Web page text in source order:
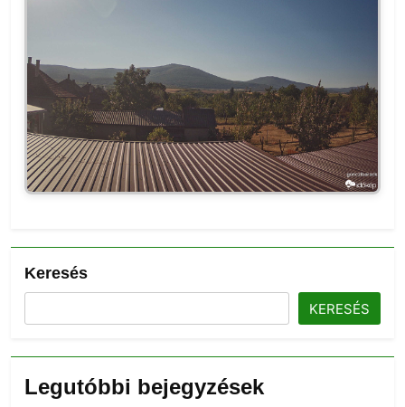
Keresés
KERESÉS
Legutóbbi bejegyzések